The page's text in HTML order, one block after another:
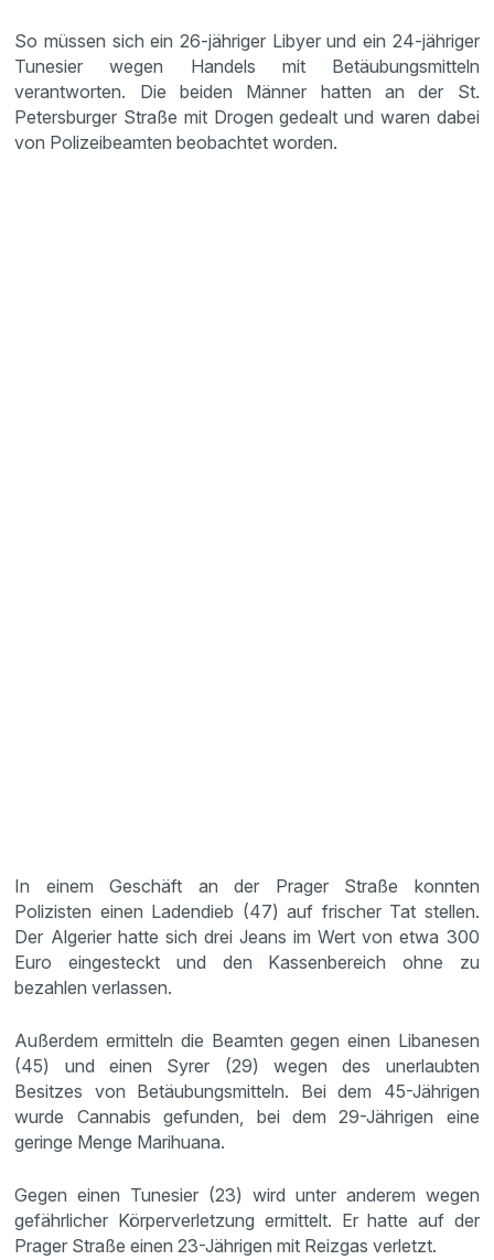
So müssen sich ein 26-jähriger Libyer und ein 24-jähriger
Tunesier wegen Handels mit Betäubungsmitteln
verantworten. Die beiden Männer hatten an der St.
Petersburger Straße mit Drogen gedealt und waren dabei
von Polizeibeamten beobachtet worden.
In einem Geschäft an der Prager Straße konnten
Polizisten einen Ladendieb (47) auf frischer Tat stellen.
Der Algerier hatte sich drei Jeans im Wert von etwa 300
Euro eingesteckt und den Kassenbereich ohne zu
bezahlen verlassen.
Außerdem ermitteln die Beamten gegen einen Libanesen
(45) und einen Syrer (29) wegen des unerlaubten
Besitzes von Betäubungsmitteln. Bei dem 45-Jährigen
wurde Cannabis gefunden, bei dem 29-Jährigen eine
geringe Menge Marihuana.
Gegen einen Tunesier (23) wird unter anderem wegen
gefährlicher Körperverletzung ermittelt. Er hatte auf der
Prager Straße einen 23-Jährigen mit Reizgas verletzt.